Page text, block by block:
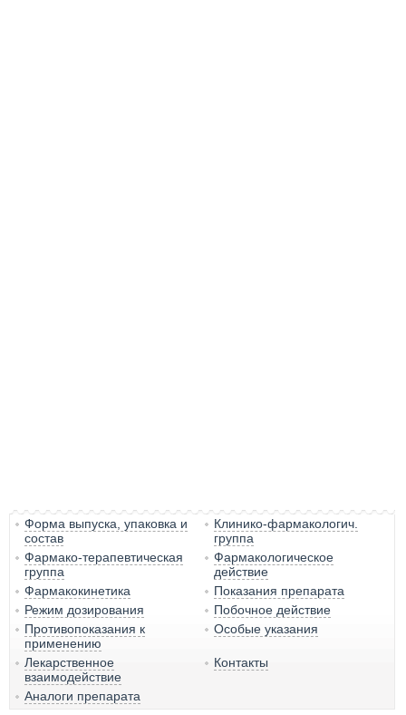
Форма выпуска, упаковка и
состав
Клинико-фармакологич.
группа
Фармако-терапевтическая
группа
Фармакологическое
действие
Фармакокинетика
Показания препарата
Режим дозирования
Побочное действие
Противопоказания к
применению
Особые указания
Лекарственное
взаимодействие
Контакты
Аналоги препарата